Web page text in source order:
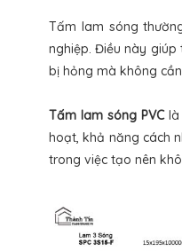
Tấm lam sóng
nghiệp. Điều này
bị hỏng mà không
Tấm lam sóng PVClà
hoạt, khả năng cách
trong việc tạo nên